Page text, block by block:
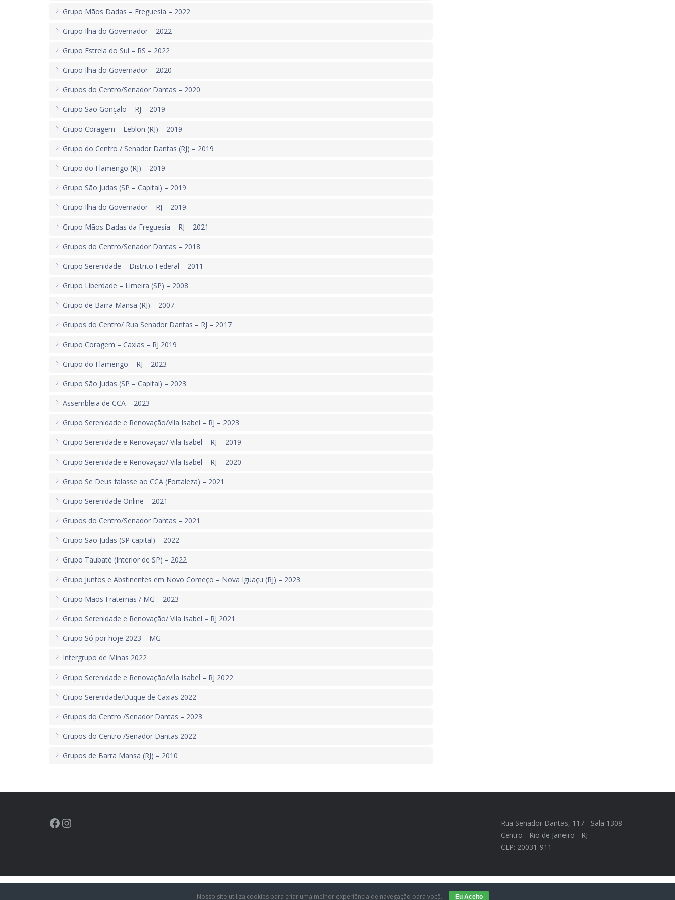
Grupo Mãos Dadas – Freguesia – 2022
Grupo Ilha do Governador – 2022
Grupo Estrela do Sul – RS – 2022
Grupo Ilha do Governador – 2020
Grupos do Centro/Senador Dantas – 2020
Grupo São Gonçalo – RJ – 2019
Grupo Coragem – Leblon (RJ) – 2019
Grupo do Centro / Senador Dantas (RJ) – 2019
Grupo do Flamengo (RJ) – 2019
Grupo São Judas (SP – Capital) – 2019
Grupo Ilha do Governador – RJ – 2019
Grupo Mãos Dadas da Freguesia – RJ – 2021
Grupos do Centro/Senador Dantas – 2018
Grupo Serenidade – Distrito Federal – 2011
Grupo Liberdade – Limeira (SP) – 2008
Grupo de Barra Mansa (RJ) – 2007
Grupos do Centro/ Rua Senador Dantas – RJ – 2017
Grupo Coragem – Caxias – RJ 2019
Grupo do Flamengo – RJ – 2023
Grupo São Judas (SP – Capital) – 2023
Assembleia de CCA – 2023
Grupo Serenidade e Renovação/Vila Isabel – RJ – 2023
Grupo Serenidade e Renovação/ Vila Isabel – RJ – 2019
Grupo Serenidade e Renovação/ Vila Isabel – RJ – 2020
Grupo Se Deus falasse ao CCA (Fortaleza) – 2021
Grupo Serenidade Online – 2021
Grupos do Centro/Senador Dantas – 2021
Grupo São Judas (SP capital) – 2022
Grupo Taubaté (Interior de SP) – 2022
Grupo Juntos e Abstinentes em Novo Começo – Nova Iguaçu (RJ) – 2023
Grupo Mãos Fraternas / MG – 2023
Grupo Serenidade e Renovação/ Vila Isabel – RJ 2021
Grupo Só por hoje 2023 – MG
Intergrupo de Minas 2022
Grupo Serenidade e Renovação/Vila Isabel – RJ 2022
Grupo Serenidade/Duque de Caxias 2022
Grupos do Centro /Senador Dantas – 2023
Grupos do Centro /Senador Dantas 2022
Grupos de Barra Mansa (RJ) – 2010
Rua Senador Dantas, 117 - Sala 1308
Centro - Rio de Janeiro - RJ
CEP: 20031-911
Desenvolvido por Agência Toque Web - Criação de Sistemas, Sites e Lojas Virtuais
Nosso site utiliza cookies para criar uma melhor experiência de navegação para você. Eu Aceito